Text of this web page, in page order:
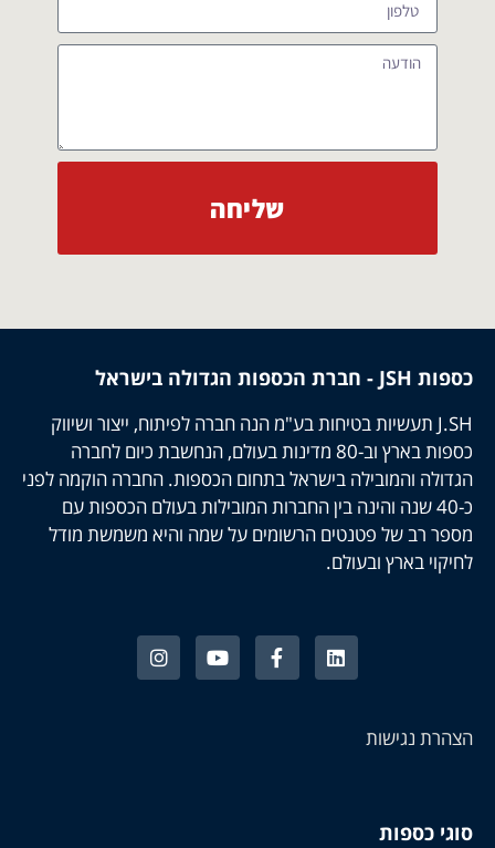
שליחה
כספות JSH - חברת הכספות הגדולה בישראל
J.SH תעשיות בטיחות בע"מ הנה חברה לפיתוח, ייצור ושיווק
כספות בארץ וב-80 מדינות בעולם, הנחשבת כיום לחברה
הגדולה והמובילה בישראל בתחום הכספות. החברה הוקמה לפני
כ-40 שנה והינה בין החברות המובילות בעולם הכספות עם
מספר רב של פטנטים הרשומים על שמה והיא משמשת מודל
לחיקוי בארץ ובעולם.
הצהרת נגישות
סוגי כספות